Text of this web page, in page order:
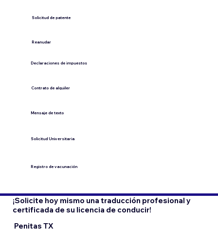
​Solicitud de patente
Contrato de alquiler
​Reanudar
Declaraciones de impuestos
​Mensaje de texto
​Solicitud Universitaria
Registro de vacunación
¡Solicite hoy mismo una traducción profesional y
certificada de su licencia de conducir!
Penitas TX